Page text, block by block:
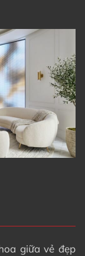
giữa vẻ đẹp